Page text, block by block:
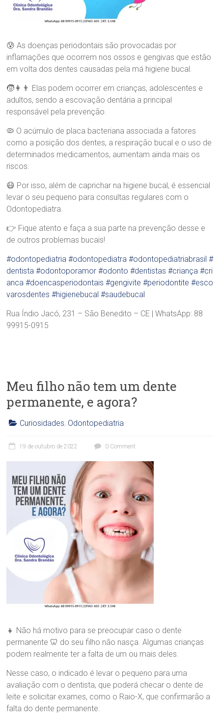
r
a
S
a
n
d
r
B
r
a
n
d
ã
o
😰 As doenças periodontais são provocadas por
inflamações que ocorrem nos ossos e gengivas que estão
em volta dos dentes causadas pela má higiene bucal.
🧒👩👨‍ Elas podem ocorrer em crianças, adolescentes e
adultos, sendo a escovação dentária a principal
responsável pela prevenção.
🦠 O acúmulo de placa bacteriana associada a fatores
como a posição dos dentes, a respiração bucal e o uso de
determinados medicamentos, aumentam ainda mais os
riscos.
😷 Por isso, além de caprichar na higiene bucal, é essencial
levar o seu pequeno para consultas regulares com o
Odontopediatra.
👉 Fique atento e faça a sua parte na prevenção desse e
de outros problemas bucais!
#odontopediatria #odontopediatra #odontopediatriabrasil #
dentista #odontoporamor #odonto #dentistas #criança #cri
anca #doencasperiodontais #gengivite #periodontite #esco
varosdentes #higienebucal #saudebucal
Rua Índio Jacó, 231 – São Benedito – CE | WhatsApp: 88
99915-0915
Meu filho não tem um dente
permanente, e agora?
n
ó
r
a
.
S
a
n
d
r
a
Curiosidades, Odontopediatria
19 de outubro de 2022 0 Comment
👧 Não há motivo para se preocupar caso o dente
permanente 🦷 do seu filho não nasça. Algumas crianças
podem realmente ter a falta de um ou mais deles.
Nesse caso, o indicado é levar o pequeno para uma
avaliação com o dentista, que poderá checar o dente de
leite e solicitar exames, como o Raio-X, que confirmarão a
falta do dente permanente.